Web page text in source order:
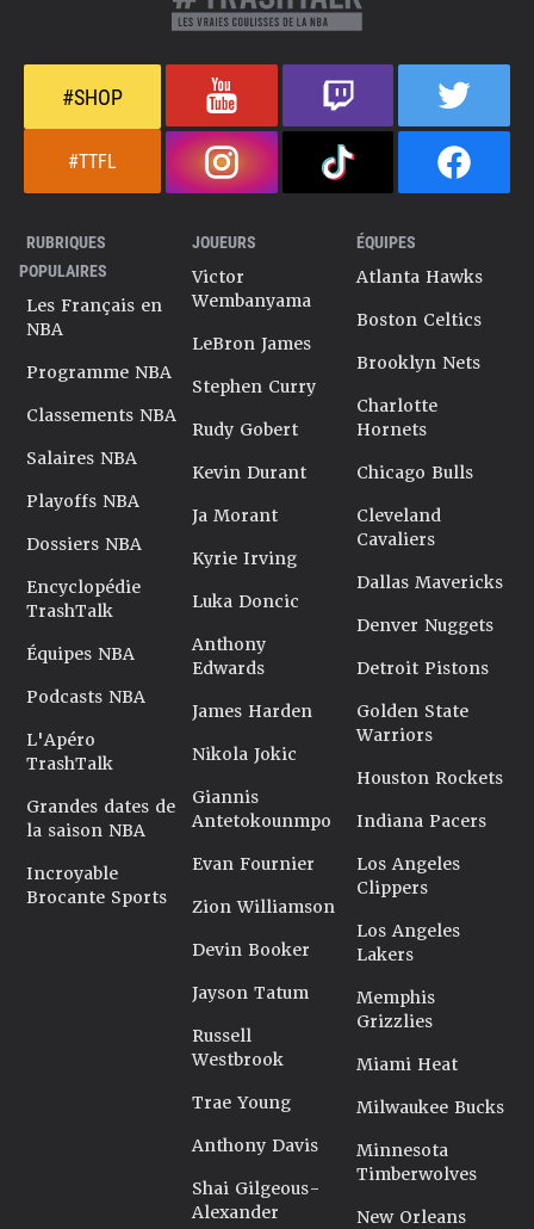
#SHOP
#TTFL
RUBRIQUES
POPULAIRES
Les Français en
NBA
Programme NBA
Classements NBA
Salaires NBA
Playoffs NBA
Dossiers NBA
Encyclopédie
TrashTalk
Équipes NBA
Podcasts NBA
L'Apéro
TrashTalk
Grandes dates de
la saison NBA
Incroyable
Brocante Sports
JOUEURS
Victor
Wembanyama
LeBron James
Stephen Curry
Rudy Gobert
Kevin Durant
Ja Morant
Kyrie Irving
Luka Doncic
Anthony
Edwards
James Harden
Nikola Jokic
Giannis
Antetokounmpo
Evan Fournier
Zion Williamson
Devin Booker
Jayson Tatum
Russell
Westbrook
Trae Young
Anthony Davis
Shai Gilgeous-
Alexander
ÉQUIPES
Atlanta Hawks
Boston Celtics
Brooklyn Nets
Charlotte
Hornets
Chicago Bulls
Cleveland
Cavaliers
Dallas Mavericks
Denver Nuggets
Detroit Pistons
Golden State
Warriors
Houston Rockets
Indiana Pacers
Los Angeles
Clippers
Los Angeles
Lakers
Memphis
Grizzlies
Miami Heat
Milwaukee Bucks
Minnesota
Timberwolves
New Orleans